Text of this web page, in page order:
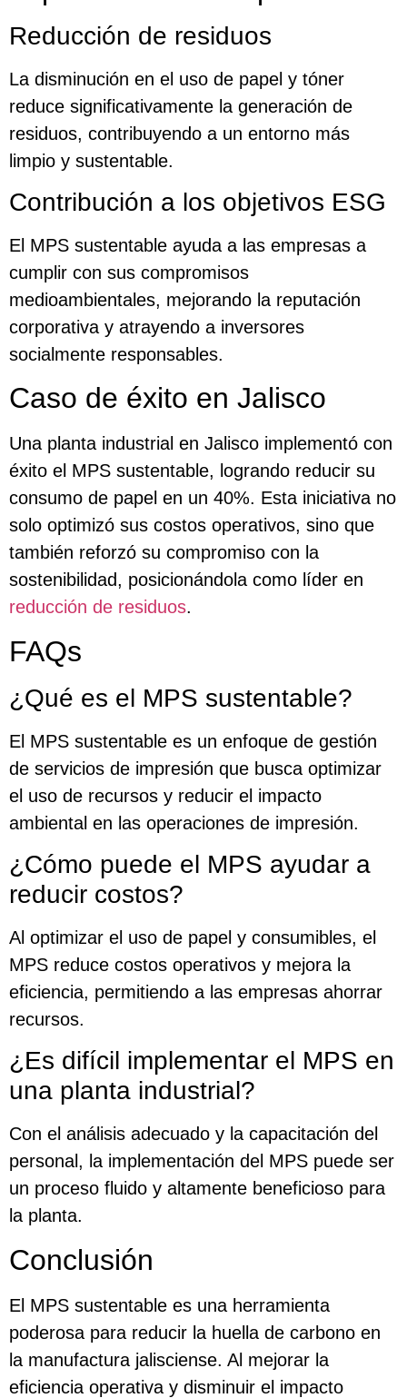
Reducción de residuos
La disminución en el uso de papel y tóner
reduce significativamente la generación de
residuos, contribuyendo a un entorno más
limpio y sustentable.
Contribución a los objetivos ESG
El MPS sustentable ayuda a las empresas a
cumplir con sus compromisos
medioambientales, mejorando la reputación
corporativa y atrayendo a inversores
socialmente responsables.
Caso de éxito en Jalisco
Una planta industrial en Jalisco implementó con
éxito el MPS sustentable, logrando reducir su
consumo de papel en un 40%. Esta iniciativa no
solo optimizó sus costos operativos, sino que
también reforzó su compromiso con la
sostenibilidad, posicionándola como líder en
reducción de residuos.
FAQs
¿Qué es el MPS sustentable?
El MPS sustentable es un enfoque de gestión
de servicios de impresión que busca optimizar
el uso de recursos y reducir el impacto
ambiental en las operaciones de impresión.
¿Cómo puede el MPS ayudar a
reducir costos?
Al optimizar el uso de papel y consumibles, el
MPS reduce costos operativos y mejora la
eficiencia, permitiendo a las empresas ahorrar
recursos.
¿Es difícil implementar el MPS en
una planta industrial?
Con el análisis adecuado y la capacitación del
personal, la implementación del MPS puede ser
un proceso fluido y altamente beneficioso para
la planta.
Conclusión
El MPS sustentable es una herramienta
poderosa para reducir la huella de carbono en
la manufactura jalisciense. Al mejorar la
eficiencia operativa y disminuir el impacto